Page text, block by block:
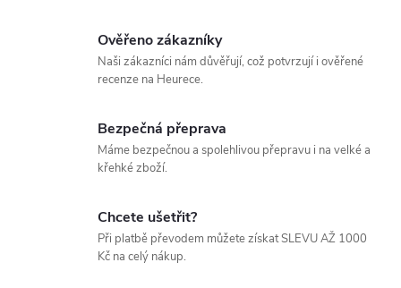
Ověřeno zákazníky
Naši zákazníci nám důvěřují, což potvrzují i ověřené
recenze na Heurece.
Bezpečná přeprava
Máme bezpečnou a spolehlivou přepravu i na velké a
křehké zboží.
Chcete ušetřit?
Při platbě převodem můžete získat SLEVU AŽ 1000
Kč na celý nákup.